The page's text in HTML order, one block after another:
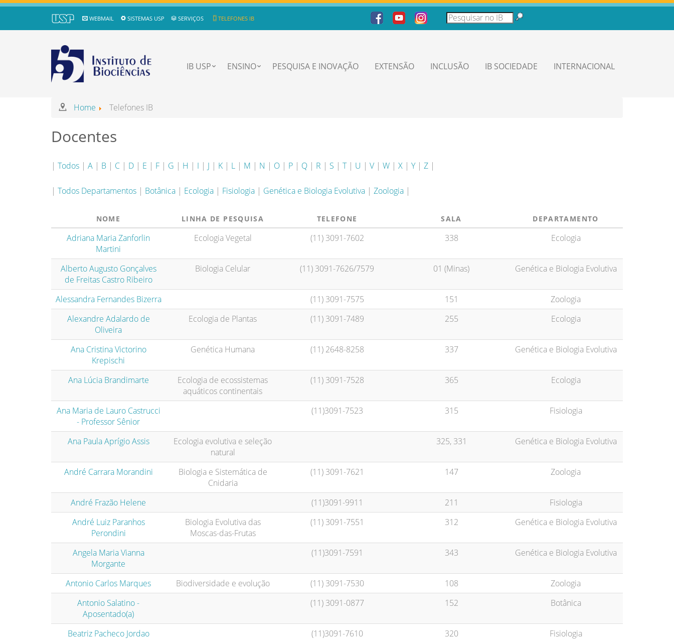
WEBMAIL SISTEMAS USP SERVIÇOS TELEFONES IB
IB USP ENSINO PESQUISA E INOVAÇÃO EXTENSÃO INCLUSÃO IB SOCIEDADE INTERNACIONAL
Home Telefones IB
Docentes
| Todos | A | B | C | D | E | F | G | H | I | J | K | L | M | N | O | P | Q | R | S | T| U | V | W | X | Y| Z |
| Todos Departamentos | Botânica | Ecologia | Fisiologia | Genética e Biologia Evolutiva | Zoologia |
NOME LINHA DE PESQUISA TELEFONE SALA DEPARTAMENTO
Adriana Maria Zanforlin
Martini
Ecologia Vegetal (11) 3091-7602 338 Ecologia
Alberto Augusto Gonçalves
de Freitas Castro Ribeiro
Biologia Celular (11) 3091-7626/7579 01 (Minas) Genética e Biologia Evolutiva
Alessandra Fernandes Bizerra (11) 3091-7575 151
Zoologia
Alexandre Adalardo de
Oliveira
Ecologia de Plantas (11) 3091-7489 255 Ecologia
Ana Cristina Victorino
Krepischi
Genética Humana (11) 2648-8258 337 Genética e Biologia Evolutiva
Ana Lúcia Brandimarte
Ecologia de ecossistemas
aquáticos continentais
(11) 3091-7528 365 Ecologia
Ana Maria de Lauro Castrucci
- Professor Sênior
(11)3091-7523 315 Fisiologia
Ana Paula Aprígio Assis
Ecologia evolutiva e seleção
natural
325, 331 Genética e Biologia Evolutiva
André Carrara Morandini
Biologia e Sistemática de
Cnidaria
(11) 3091-7621 147 Zoologia
André Frazão Helene (11)3091-9911 211
Fisiologia
André Luiz Paranhos
Perondini
Biologia Evolutiva das
Moscas-das-Frutas
(11) 3091-7551 312 Genética e Biologia Evolutiva
Angela Maria Vianna
Morgante
(11)3091-7591 343 Genética e Biologia Evolutiva
Antonio Carlos Marques Biodiversidade e evolução (11) 3091-7530 108
Zoologia
Antonio Salatino -
Aposentado(a)
(11) 3091-0877 152 Botânica
Beatriz Pacheco Jordao (11)3091-7610 320
Fisiologia